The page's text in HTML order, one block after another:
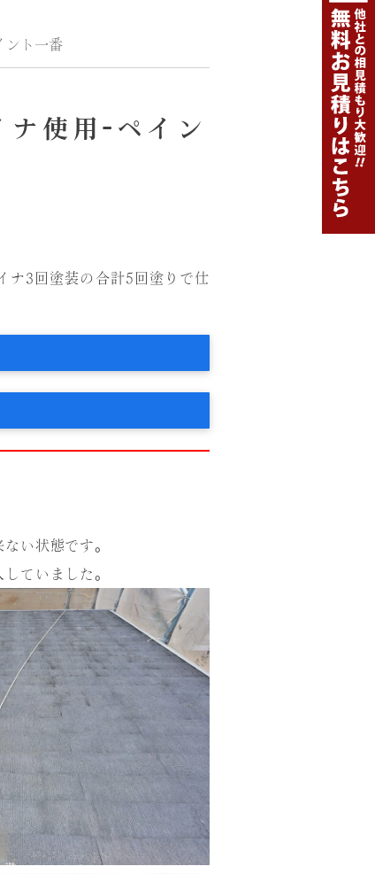
ント一番
ナ使用-ペイン
ナ3回塗装の合計5回塗りで仕
い状態です。
ていました。